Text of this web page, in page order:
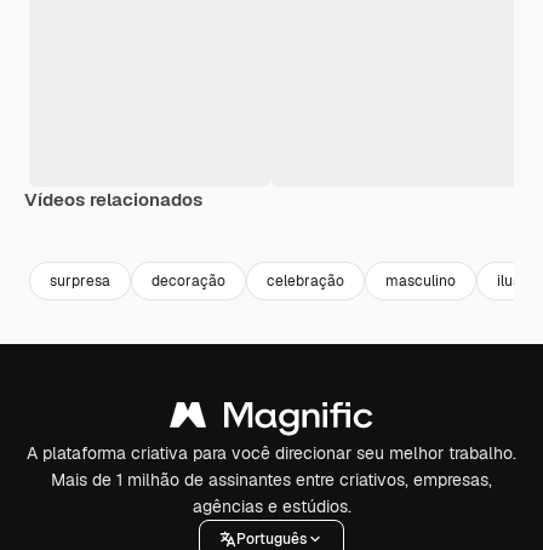
Vídeos relacionados
surpresa decoração celebração masculino
A plataforma criativa para você direcionar seu melhor trabalho.
Mais de 1 milhão de assinantes entre criativos, empresas,
agências e estúdios.
Português